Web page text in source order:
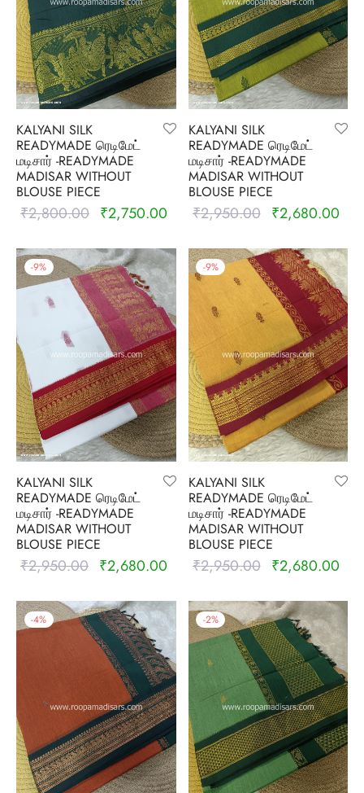
KALYANI SILK
READYMADE ரெடிமேட்
மடிசார் -READYMADE
MADISAR WITHOUT
BLOUSE PIECE
₹2,800.00
Original
₹2,800.00.
₹2,750.00
Current
₹2,750.00.
KALYANI SILK
READYMADE ரெடிமேட்
மடிசார் -READYMADE
MADISAR WITHOUT
BLOUSE PIECE
₹2,950.00
Original
₹2,950.00.
₹2,680.00
-9%
KALYANI SILK
READYMADE ரெடிமேட்
மடிசார் -READYMADE
MADISAR WITHOUT
BLOUSE PIECE
₹2,950.00
Original
₹2,950.00.
₹2,680.00
Current
₹2,680.00.
-9%
KALYANI SILK
READYMADE ரெடிமேட்
மடிசார் -READYMADE
MADISAR WITHOUT
BLOUSE PIECE
₹2,950.00
Original
₹2,950.00.
₹2,680.00
-4% -2%
cotton
madisars